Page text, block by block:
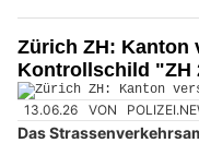
Zürich ZH: Kanton
Kontrollschild "ZH
13.06.26 VON
Das